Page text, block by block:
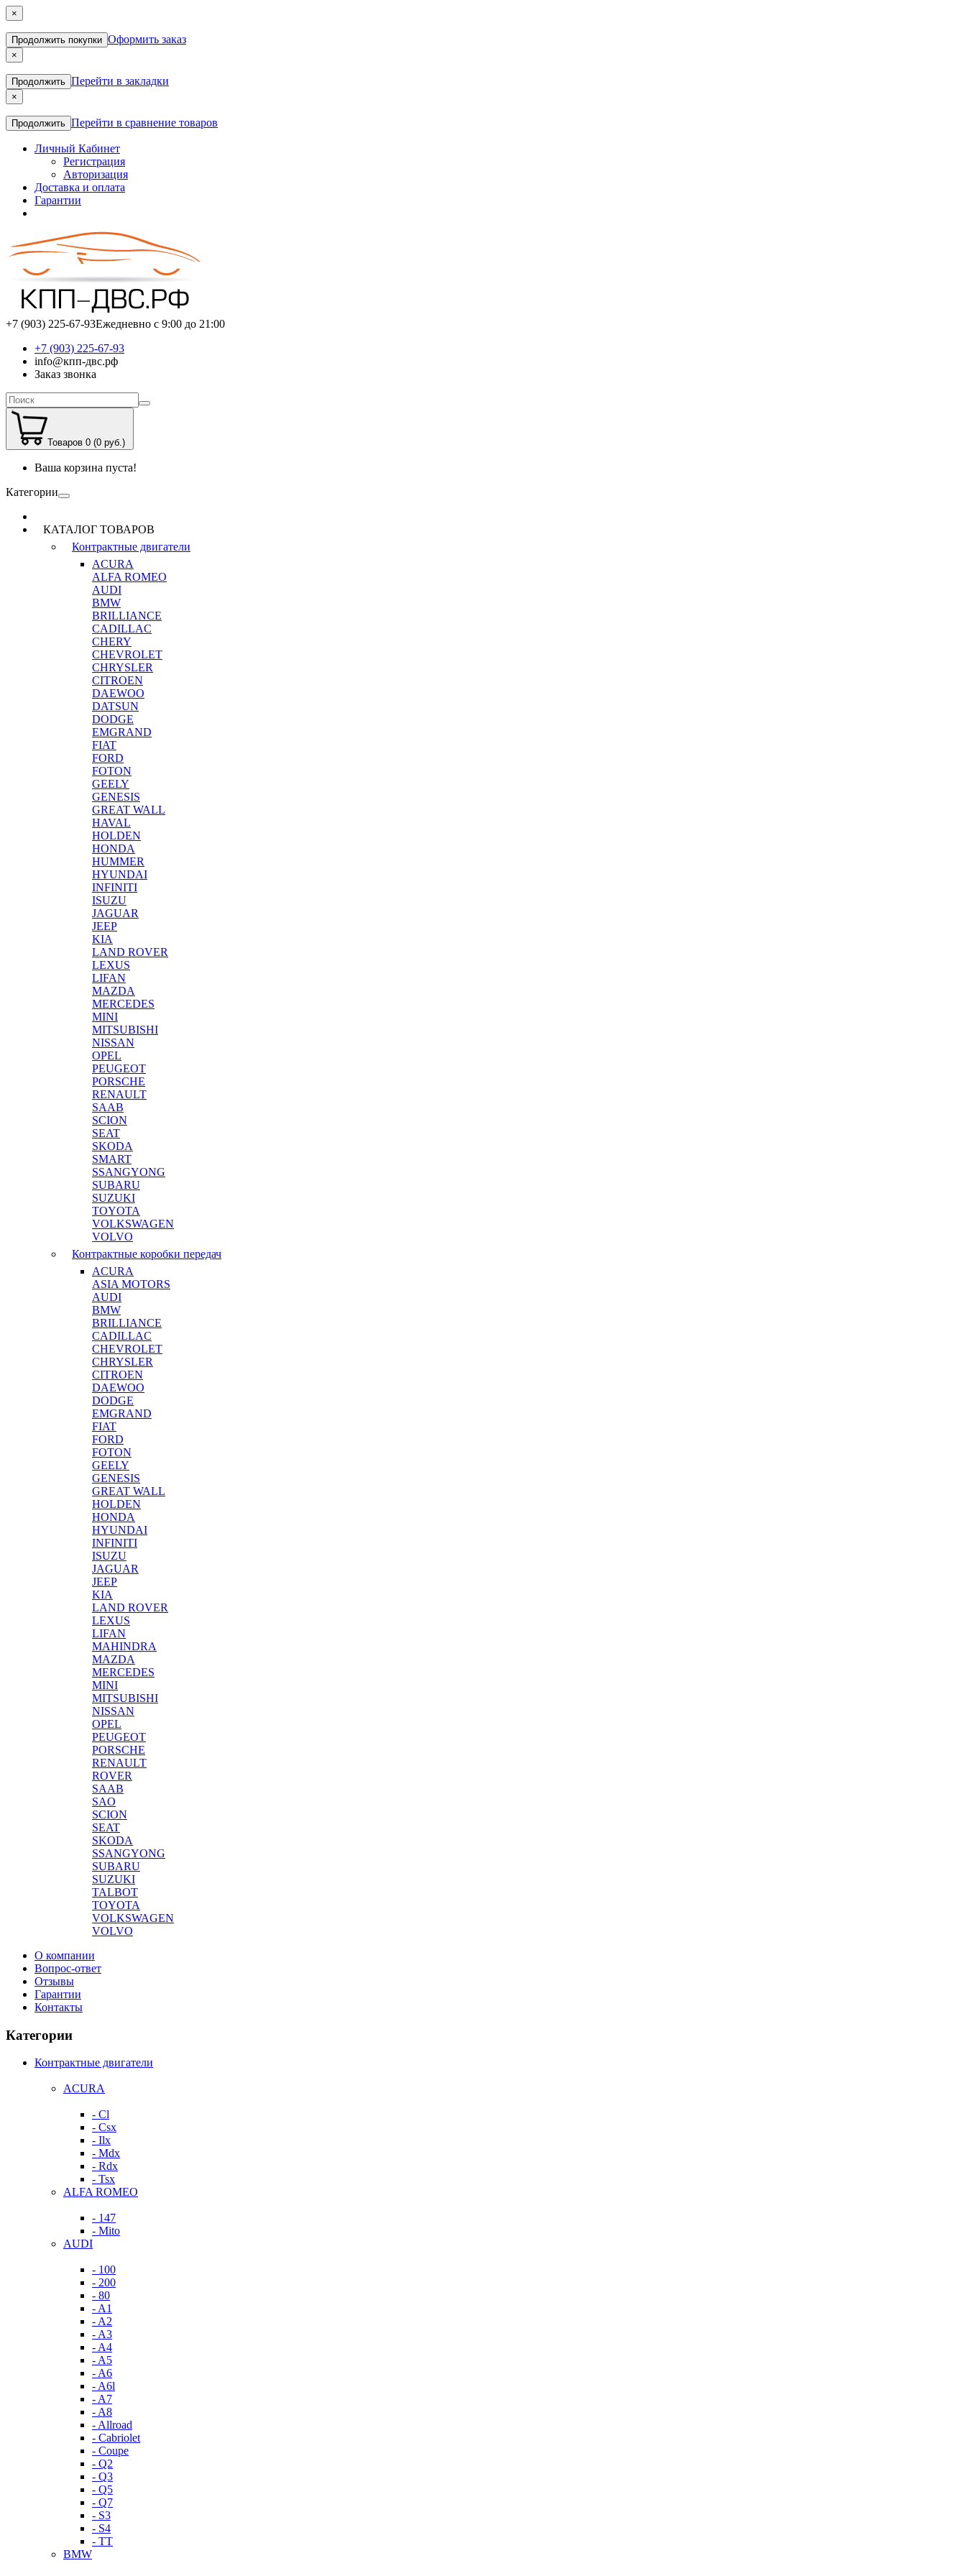
×
Продолжить покупки Оформить заказ
×
Продолжить Перейти в закладки
×
Продолжить Перейти в сравнение товаров
Личный Кабинет
Регистрация
Авторизация
Доставка и оплата
Гарантии
+7 (903) 225-67-93Ежедневно с 9:00 до 21:00
+7 (903) 225-67-93
info@кпп-двс.рф
Заказ звонка
Товаров 0 (0 руб.)
Ваша корзина пуста!
Категории
КАТАЛОГ ТОВАРОВ
Контрактные двигатели
ACURA
ALFA ROMEO
AUDI
BMW
BRILLIANCE
CADILLAC
CHERY
CHEVROLET
CHRYSLER
CITROEN
DAEWOO
DATSUN
DODGE
EMGRAND
FIAT
FORD
FOTON
GEELY
GENESIS
GREAT WALL
HAVAL
HOLDEN
HONDA
HUMMER
HYUNDAI
INFINITI
ISUZU
JAGUAR
JEEP
KIA
LAND ROVER
LEXUS
LIFAN
MAZDA
MERCEDES
MINI
MITSUBISHI
NISSAN
OPEL
PEUGEOT
PORSCHE
RENAULT
SAAB
SCION
SEAT
SKODA
SMART
SSANGYONG
SUBARU
SUZUKI
TOYOTA
VOLKSWAGEN
VOLVO
Контрактные коробки передач
ACURA
ASIA MOTORS
AUDI
BMW
BRILLIANCE
CADILLAC
CHEVROLET
CHRYSLER
CITROEN
DAEWOO
DODGE
EMGRAND
FIAT
FORD
FOTON
GEELY
GENESIS
GREAT WALL
HOLDEN
HONDA
HYUNDAI
INFINITI
ISUZU
JAGUAR
JEEP
KIA
LAND ROVER
LEXUS
LIFAN
MAHINDRA
MAZDA
MERCEDES
MINI
MITSUBISHI
NISSAN
OPEL
PEUGEOT
PORSCHE
RENAULT
ROVER
SAAB
SAO
SCION
SEAT
SKODA
SSANGYONG
SUBARU
SUZUKI
TALBOT
TOYOTA
VOLKSWAGEN
VOLVO
О компании
Вопрос-ответ
Отзывы
Гарантии
Контакты
Категории
Контрактные двигатели
ACURA
- Cl
- Csx
- Ilx
- Mdx
- Rdx
- Tsx
ALFA ROMEO
- 147
- Mito
AUDI
- 100
- 200
- 80
- A1
- A2
- A3
- A4
- A5
- A6
- A6l
- A7
- A8
- Allroad
- Cabriolet
- Coupe
- Q2
- Q3
- Q5
- Q7
- S3
- S4
- TT
BMW